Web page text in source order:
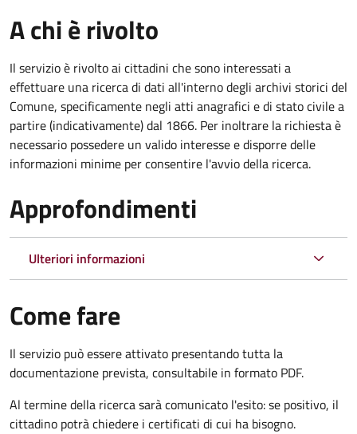
A chi è rivolto
Il servizio è rivolto ai cittadini che sono interessati a
effettuare una ricerca di dati all'interno degli archivi storici del
Comune, specificamente negli atti anagrafici e di stato civile a
partire (indicativamente) dal 1866. Per inoltrare la richiesta è
necessario possedere un valido interesse e disporre delle
informazioni minime per consentire l'avvio della ricerca.
Approfondimenti
Ulteriori informazioni
Come fare
Il servizio può essere attivato presentando tutta la
documentazione prevista, consultabile in formato PDF.
Al termine della ricerca sarà comunicato l'esito: se positivo, il
cittadino potrà chiedere i certificati di cui ha bisogno.